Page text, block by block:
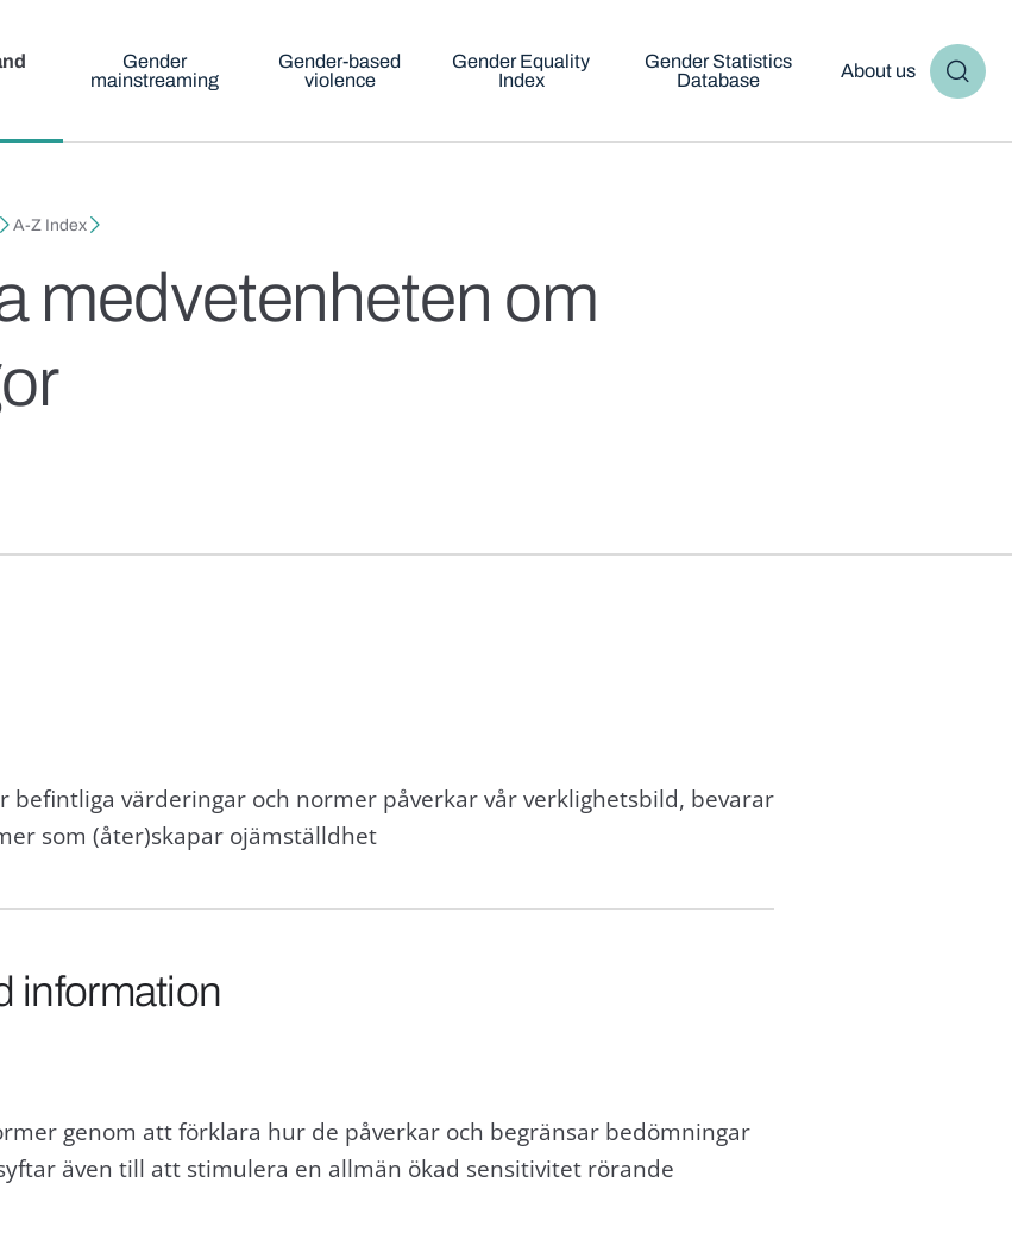
Gender
mainstreaming
Gender-based
violence
Gender Equality
Index
Gender Statistics
Database
About us
A-Z Index
medvetenheten om
befintliga värderingar och normer påverkar vår verklighetsbild, bevarar
som (åter)skapar ojämställdhet
information
genom att förklara hur de påverkar och begränsar bedömningar
även till att stimulera en allmän ökad sensitivitet rörande